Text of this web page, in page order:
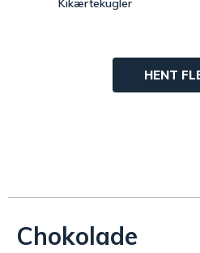
Kikærtekugler
HENT
Chokolade